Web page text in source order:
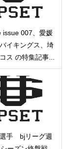
issue 007、愛媛
イキングス、埼
ス の特集記事...
手 bjリーグ週